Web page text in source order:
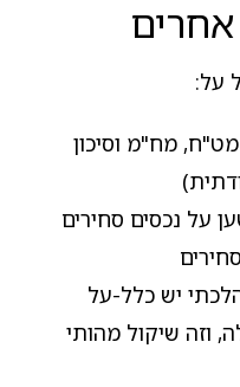
על:
מח"מ וסיכון
על נכסים סחירים
יש כלל-על
וזה שיקול מהותי